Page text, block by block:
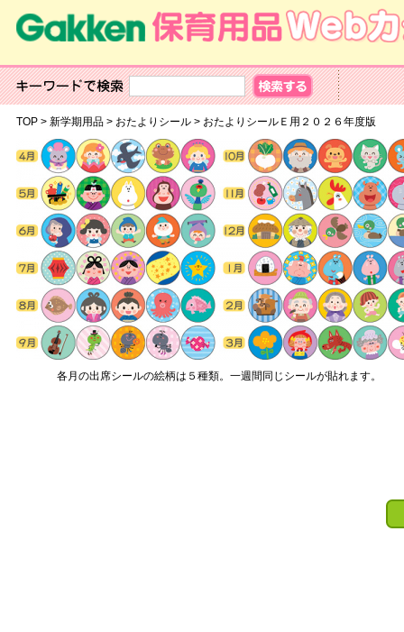
TOP> 新学期用品> おたよりシール> おたよりシールＥ用２０２６年度版
各月の出席シールの絵柄は５種類。一週間同じシールが貼れます。